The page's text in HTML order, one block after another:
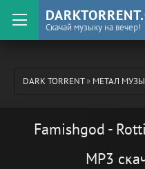
Скачай музыку на вечер!
DARK TORRENT» МЕТАЛ
Famishgod -
MP3